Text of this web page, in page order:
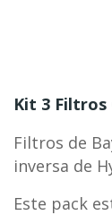
Kit 3 Filtros
Filtros de
inversa de
Este pack